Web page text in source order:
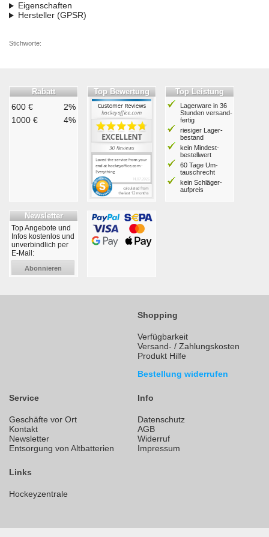
Eigenschaften
Hersteller (GPSR)
Stichworte:
Rabatt
600 €
2%
1000 €
4%
Top Bewertung Top Leistung
Lagerware in 36
Stunden ver­sand­
fertig
riesiger Lager­
bestand
kein Mindest­
bestell­wert
60 Tage Um­
tausch­recht
kein Schläger­
aufpreis
Newsletter
Top Angebote und
Infos kostenlos und
unverbindlich per
E-Mail:
Abonnieren
Shopping
Verfügbarkeit
Versand- / Zahlungskosten
Produkt Hilfe
Bestellung widerrufen
Service
Geschäfte vor Ort
Kontakt
Newsletter
Entsorgung von Altbatterien
Info
Datenschutz
AGB
Widerruf
Impressum
Links
Hockeyzentrale